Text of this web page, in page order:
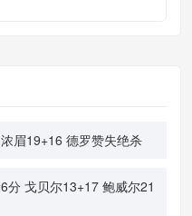
眉19+16 德罗赞失绝杀
分 戈贝尔13+17 鲍威尔21